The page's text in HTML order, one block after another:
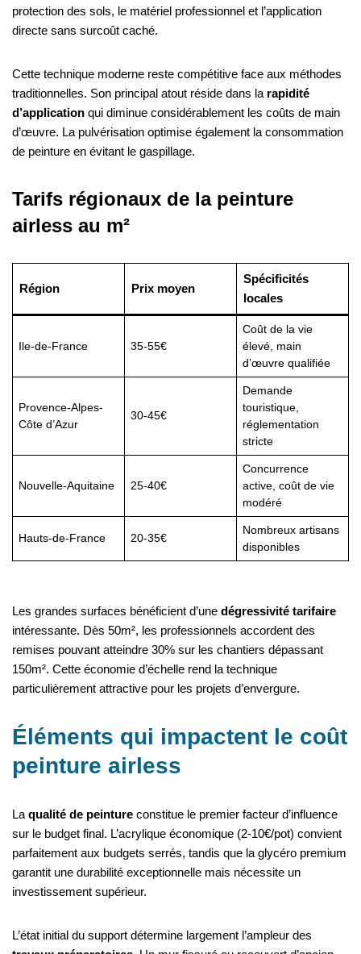
protection des sols, le matériel professionnel et l’application
directe sans surcoût caché.
Cette technique moderne reste compétitive face aux méthodes
traditionnelles. Son principal atout réside dans la rapidité
d’application qui diminue considérablement les coûts de main
d’œuvre. La pulvérisation optimise également la consommation
de peinture en évitant le gaspillage.
Tarifs régionaux de la peinture
airless au m²
Région Prix moyen
Spécificités
locales
Ile-de-France 35-55€
Coût de la vie
élevé, main
d’œuvre qualifiée
Provence-Alpes-
Côte d’Azur
30-45€
Demande
touristique,
réglementation
stricte
Nouvelle-Aquitaine 25-40€
Concurrence
active, coût de vie
modéré
Hauts-de-France 20-35€
Nombreux artisans
disponibles
Les grandes surfaces bénéficient d’une dégressivité tarifaire
intéressante. Dès 50m², les professionnels accordent des
remises pouvant atteindre 30% sur les chantiers dépassant
150m². Cette économie d’échelle rend la technique
particulièrement attractive pour les projets d’envergure.
Éléments qui impactent le coût
peinture airless
La qualité de peinture constitue le premier facteur d’influence
sur le budget final. L’acrylique économique (2-10€/pot) convient
parfaitement aux budgets serrés, tandis que la glycéro premium
garantit une durabilité exceptionnelle mais nécessite un
investissement supérieur.
L’état initial du support détermine largement l’ampleur des